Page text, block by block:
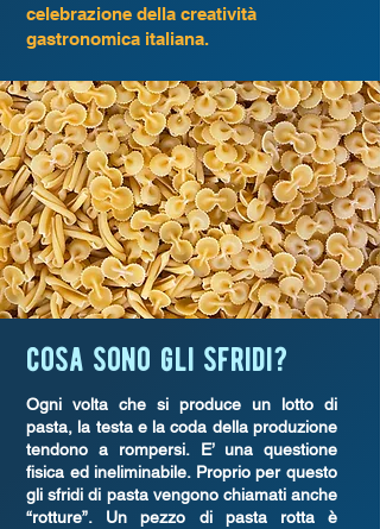
celebrazione della creatività
gastronomica italiana.
cosa sono gli sfridi?
Ogni volta che si produce un lotto di
pasta, la testa e la coda della produzione
tendono a rompersi. E’ una questione
fisica ed ineliminabile. Proprio per questo
gli sfridi di pasta vengono chiamati anche
“rotture”. Un pezzo di pasta rotta è